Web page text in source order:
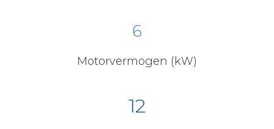
12
6
Motorvermogen (kW)